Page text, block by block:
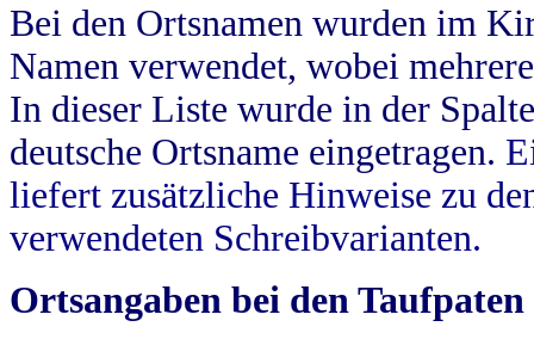
Bei den Ortsnamen wurden im
Namen verwendet, wobei
In dieser Liste wurde in der
deutsche Ortsname eingetragen.
liefert zusätzliche Hinweise zu
verwendeten Schreibvarianten.
Ortsangaben bei den Taufpaten